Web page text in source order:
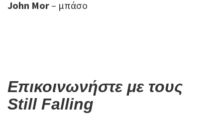
John Mor – μπάσο
Επικοινωνήστε με τους
Still Falling